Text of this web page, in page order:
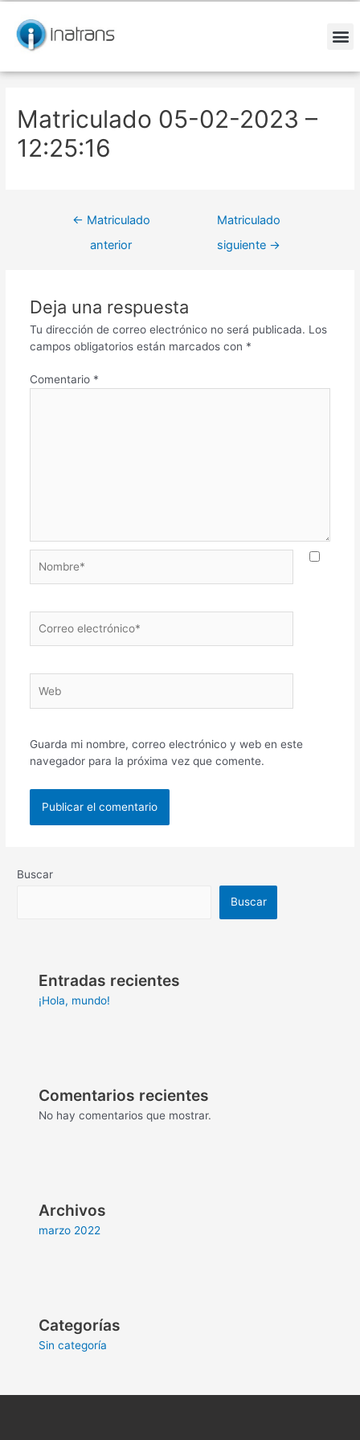
contenido
Matriculado 05-02-2023 –
12:25:16
de
entradas
← Matriculado
anterior
Matriculado
siguiente →
Deja una respuesta
Tu dirección de correo electrónico no será publicada. Los
campos obligatorios están marcados con *
Comentario *
electrónico*
Guarda mi nombre, correo electrónico y web en este
navegador para la próxima vez que comente.
Buscar
Buscar
Entradas recientes
¡Hola, mundo!
Comentarios recientes
No hay comentarios que mostrar.
Archivos
marzo 2022
Categorías
Sin categoría